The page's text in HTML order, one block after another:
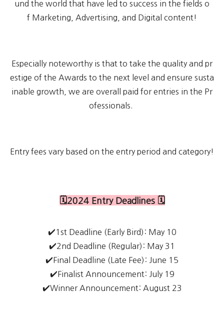
und the world that have led to success in the fields o
f Marketing, Advertising, and Digital content!
Especially noteworthy is that to take the quality and pr
estige of the Awards to the next level and ensure susta
inable growth, we are overall paid for entries in the Pr
ofessionals.
Entry fees vary based on the entry period and category!
🗓️2024 Entry Deadlines 🗓️
✔️1st Deadline (Early Bird): May 10
✔️2nd Deadline (Regular): May 31
✔️Final Deadline (Late Fee): June 15
✔️Finalist Announcement: July 19
✔️Winner Announcement: August 23